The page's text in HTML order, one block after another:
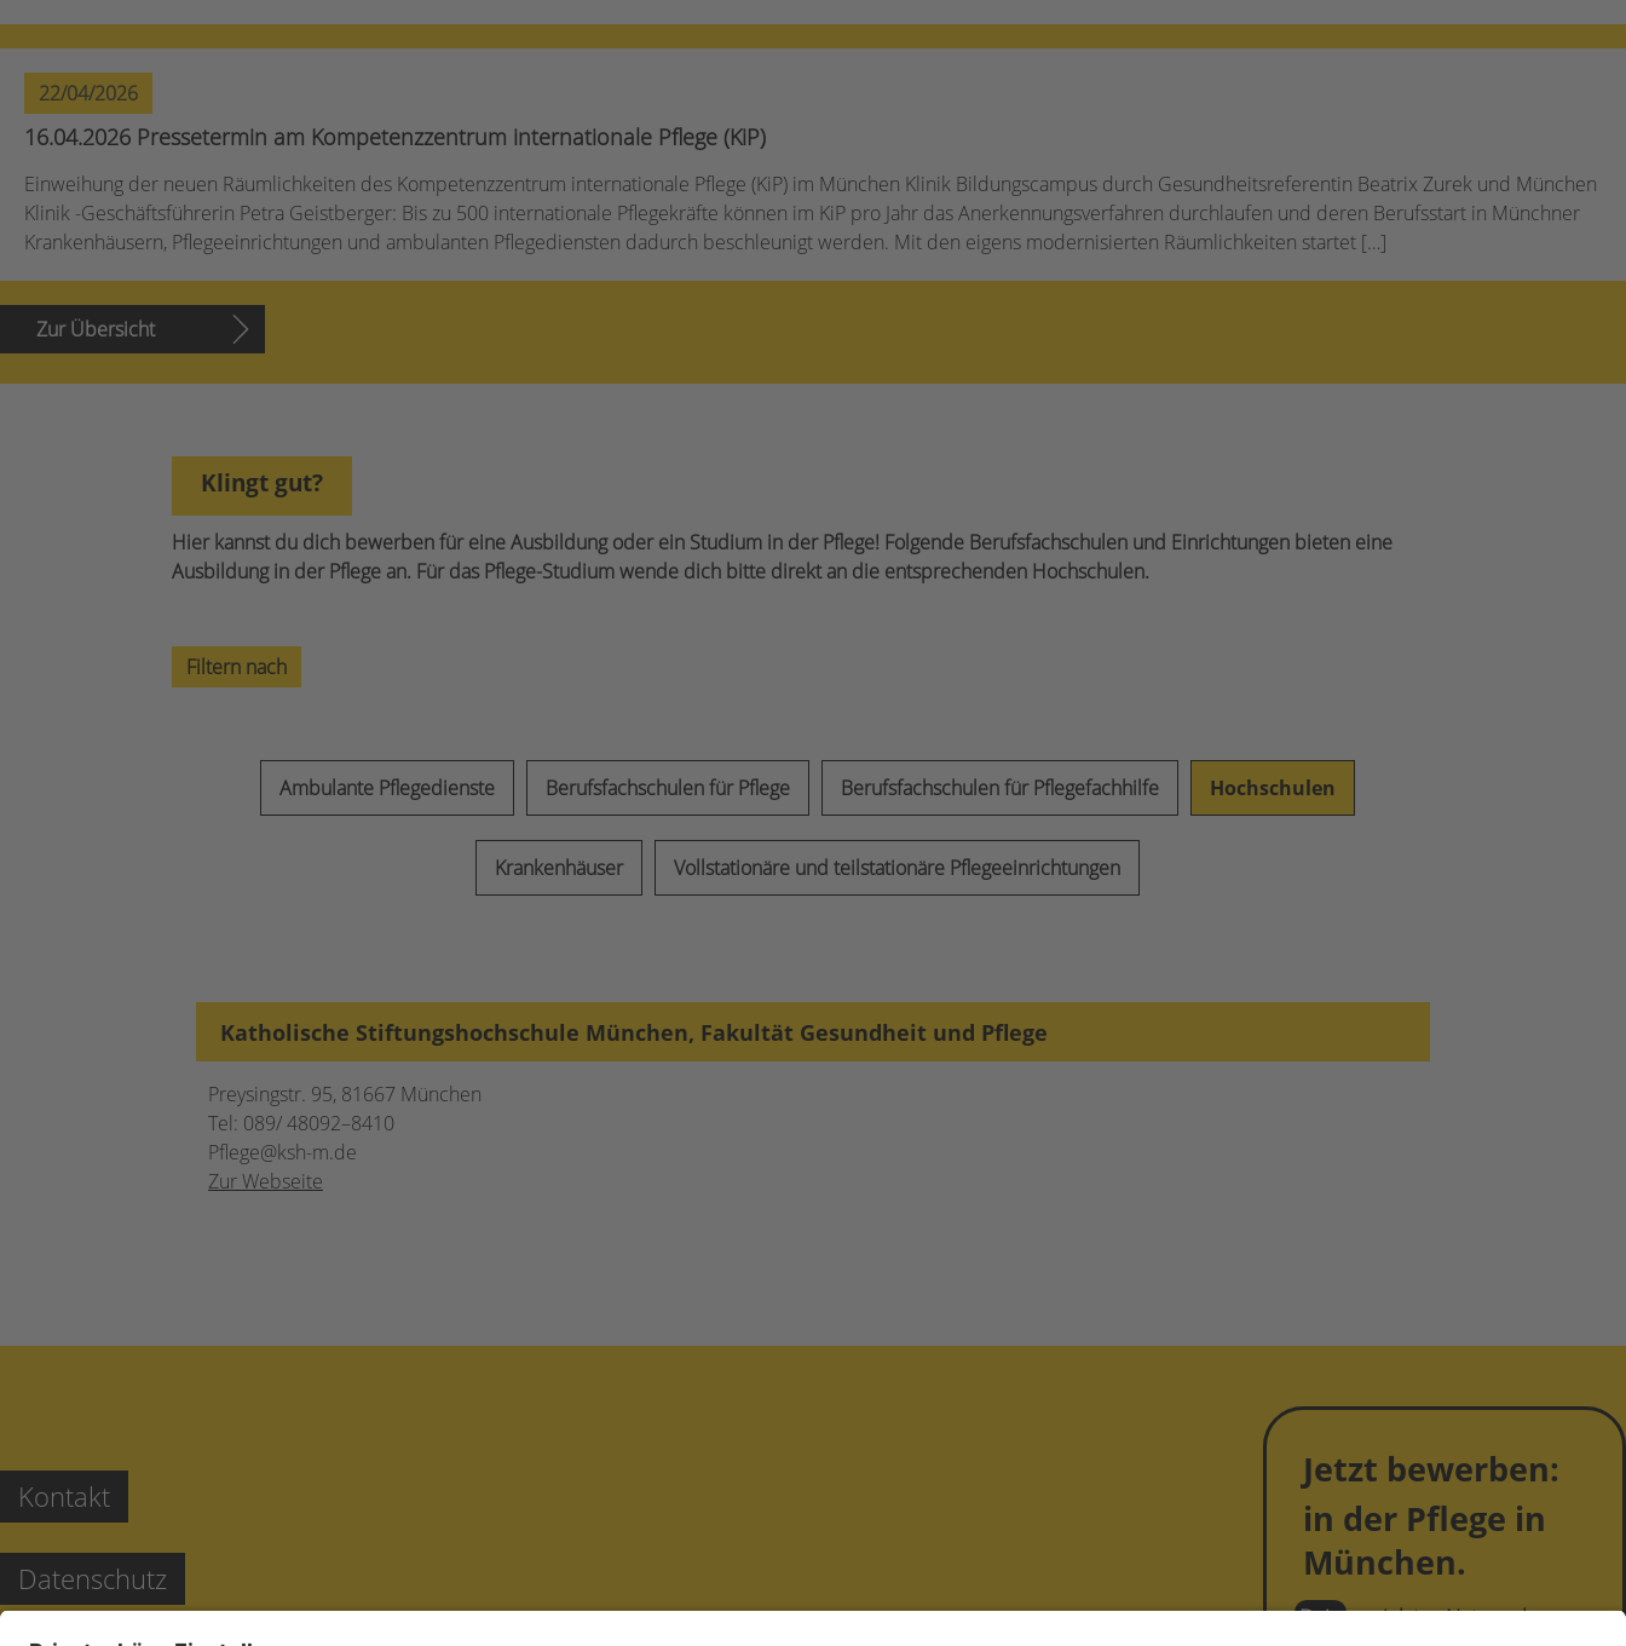
22/04/2026
16.04.2026 Pressetermin am Kompetenzzentrum internationale Pflege (KiP)
Einweihung der neuen Räumlichkeiten des Kompetenzzentrum internationale Pflege (KiP) im München Klinik Bildungscampus durch Gesundheitsreferentin Beatrix Zurek und München
Klinik -Geschäftsführerin Petra Geistberger: Bis zu 500 internationale Pflegekräfte können im KiP pro Jahr das Anerkennungsverfahren durchlaufen und deren Berufsstart in Münchner
Krankenhäusern, Pflegeeinrichtungen und ambulanten Pflegediensten dadurch beschleunigt werden. Mit den eigens modernisierten Räumlichkeiten startet […]
Zur Übersicht
Klingt gut?
Hier kannst du dich bewerben für eine Ausbildung oder ein Studium in der Pflege! Folgende Berufsfachschulen und Einrichtungen bieten eine
Ausbildung in der Pflege an. Für das Pflege-Studium wende dich bitte direkt an die entsprechenden Hochschulen.
Filtern nach
Ambulante Pflegedienste Berufsfachschulen für Pflege Berufsfachschulen für Pflegefachhilfe Hochschulen
Krankenhäuser Vollstationäre und teilstationäre Pflegeeinrichtungen
Katholische Stiftungshochschule München, Fakultät Gesundheit und Pflege
Preysingstr. 95, 81667 München
Tel: 089/ 48092–8410
Pflege@ksh-m.de
Zur Webseite
Kontakt
Datenschutz
Jetzt bewerben:
in der Pflege in
München.
Deinsozialstes Netzwerk.